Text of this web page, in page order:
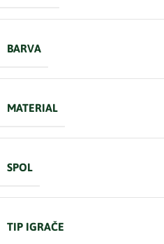
BARVA
MATERIAL
SPOL
TIP IGRAČE